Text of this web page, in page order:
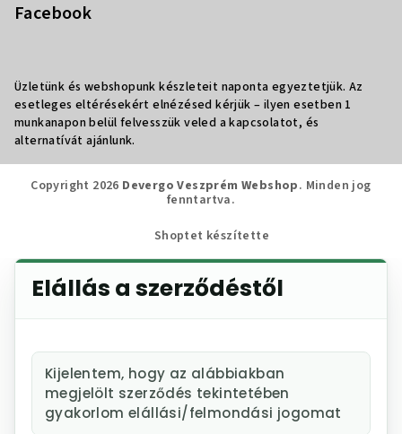
Facebook
Üzletünk és webshopunk készleteit naponta egyeztetjük. Az
esetleges eltérésekért elnézésed kérjük – ilyen esetben 1
munkanapon belül felvesszük veled a kapcsolatot, és
alternatívát ajánlunk.
Copyright 2026 Devergo Veszprém Webshop. Minden jog
fenntartva.
Shoptet készítette
Elállás a szerződéstől
Kijelentem, hogy az alábbiakban
megjelölt szerződés tekintetében
gyakorlom elállási/felmondási jogomat